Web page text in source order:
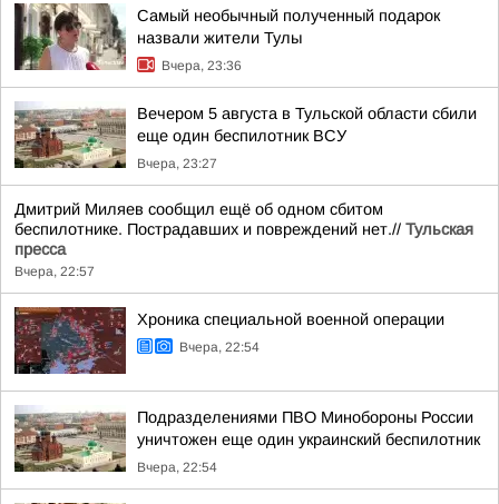
Самый необычный полученный подарок
назвали жители Тулы
Вчера, 23:36
Вечером 5 августа в Тульской области сбили
еще один беспилотник ВСУ
Вчера, 23:27
Дмитрий Миляев сообщил ещё об одном сбитом
беспилотнике. Пострадавших и повреждений нет.// Тульская
пресса
Вчера, 22:57
Хроника специальной военной операции
Вчера, 22:54
Подразделениями ПВО Минобороны России
уничтожен еще один украинский беспилотник
Вчера, 22:54